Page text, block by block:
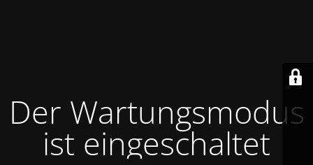
Der Wartungsmodus
ist eingeschaltet